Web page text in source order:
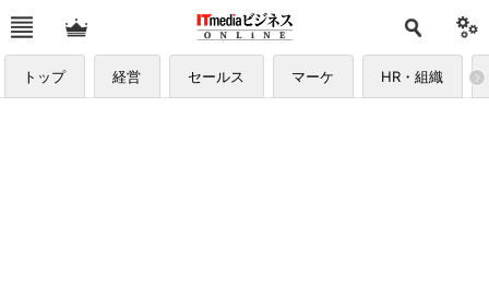
トップ 経営 セールス マーケ HR・組織